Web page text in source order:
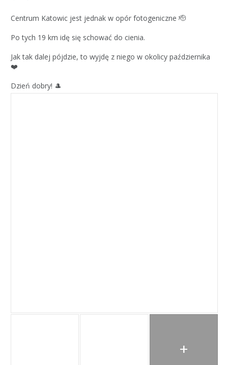
Centrum Katowic jest jednak w opór fotogeniczne 🫡
Po tych 19 km idę się schować do cienia.
Jak tak dalej pójdzie, to wyjdę z niego w okolicy października
❤️
Dzień dobry! 🎩
+